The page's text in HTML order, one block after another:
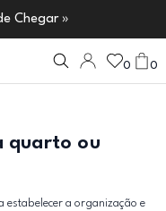
Chegar »
0 0
quarto ou
estabelecer a organização e